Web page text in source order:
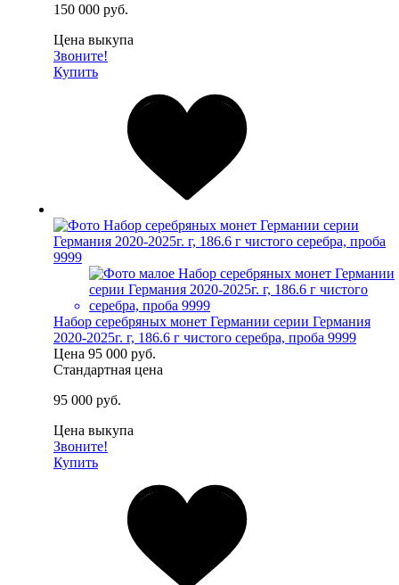
150 000 руб.
Цена выкупа
Звоните!
Купить
Набор серебряных монет Германии серии Германия
2020-2025г. г, 186.6 г чистого серебра, проба 9999
Цена 95 000 руб.
Стандартная цена
95 000 руб.
Цена выкупа
Звоните!
Купить